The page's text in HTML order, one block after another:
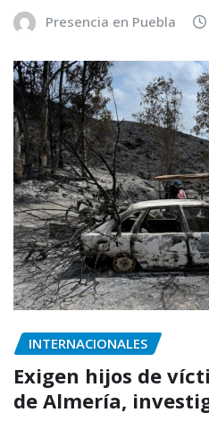
Presencia en Puebla
INTERNACIONALES
Exigen hijos de
de Almería,